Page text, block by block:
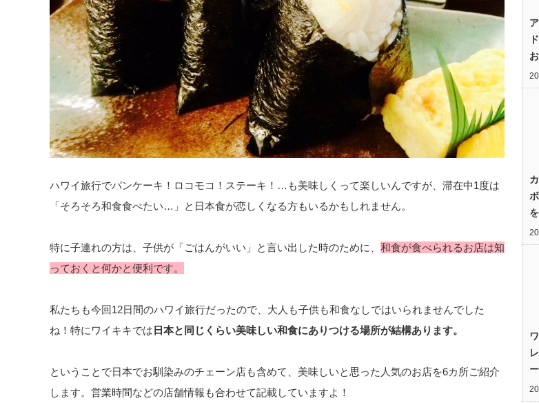
ハワイ旅行でパンケーキ！ロコモコ！ステーキ！…も美味しくって楽しいんですが、滞在中1度は
「そろそろ和食食べたい…」と日本食が恋しくなる方もいるかもしれません。
特に子連れの方は、子供が「ごはんがいい」と言い出した時のために、 和食が食べられるお店は知
っておくと何かと便利です。
私たちも今回12日間のハワイ旅行だったので、大人も子供も和食なしではいられませんでした
ね！特にワイキキでは 日本と同じくらい美味しい和食にありつける場所が結構あります。
ということで日本でお馴染みのチェーン店も含めて、美味しいと思った人気のお店を6カ所ご紹介
します。営業時間などの店舗情報も合わせて記載していますよ！